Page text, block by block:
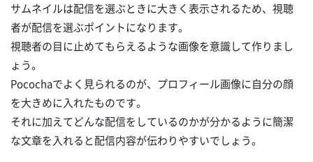
サムネイルは配信を選ぶときに大きく表示されるため、視聴
者が配信を選ぶポイントになります。
視聴者の目に止めてもらえるような画像を意識して作りまし
ょう。
Pocochaでよく見られるのが、プロフィール画像に自分の顔
を大きめに入れたものです。
それに加えてどんな配信をしているのかが分かるように簡潔
な文章を入れると配信内容が伝わりやすいでしょう。